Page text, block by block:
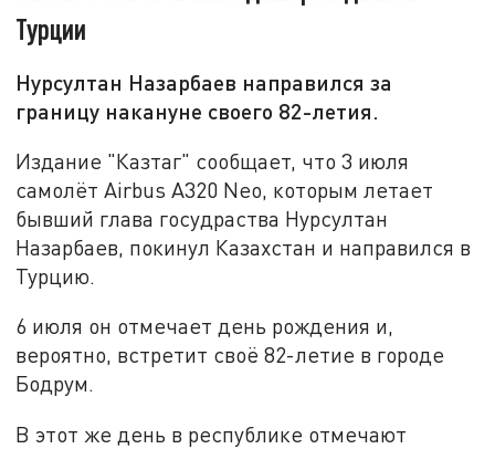
Турции
Нурсултан Назарбаев направился за
границу накануне своего 82-летия.
Издание "Казтаг" сообщает, что 3 июля
самолёт Airbus A320 Neo, которым летает
бывший глава госудраства Нурсултан
Назарбаев, покинул Казахстан и направился в
Турцию.
6 июля он отмечает день рождения и,
вероятно, встретит своё 82-летие в городе
Бодрум.
В этот же день в республике отмечают